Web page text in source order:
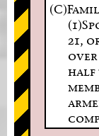
21,
half